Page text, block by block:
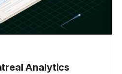
Analytics